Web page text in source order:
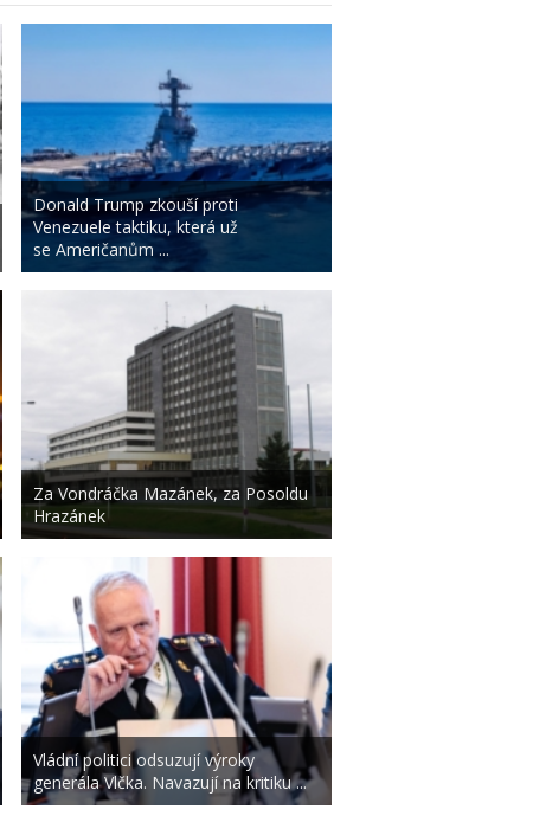
Donald Trump zkouší proti
Venezuele taktiku, která už
se Američanům ...
Za Vondráčka Mazánek, za Posoldu
Hrazánek
Vládní politici odsuzují výroky
generála Vlčka. Navazují na kritiku ...